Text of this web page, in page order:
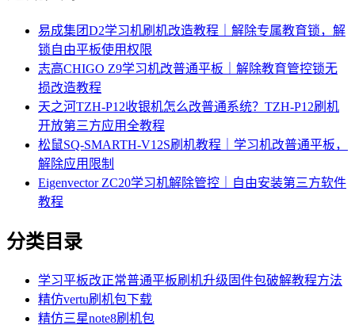
易成集团D2学习机刷机改造教程｜解除专属教育锁，解
锁自由平板使用权限
志高CHIGO Z9学习机改普通平板｜解除教育管控锁无
损改造教程
天之河TZH-P12收银机怎么改普通系统？TZH-P12刷机
开放第三方应用全教程
松鼠SQ-SMARTH-V12S刷机教程｜学习机改普通平板，
解除应用限制
Eigenvector ZC20学习机解除管控｜自由安装第三方软件
教程
分类目录
学习平板改正常普通平板刷机升级固件包破解教程方法
精仿vertu刷机包下载
精仿三星note8刷机包